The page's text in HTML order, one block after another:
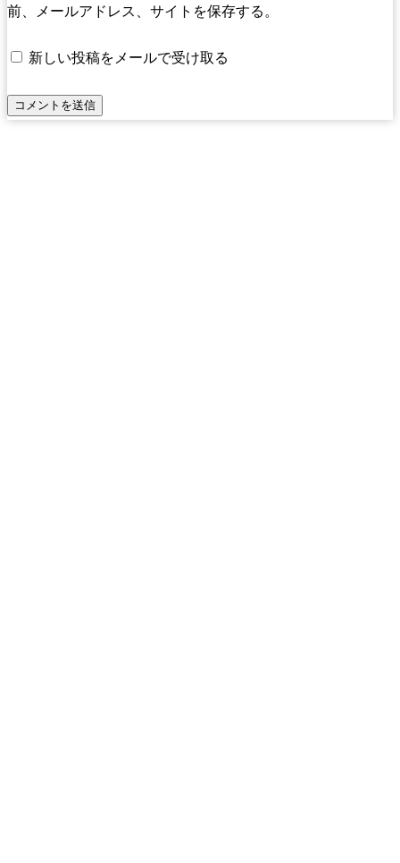
前、メールアドレス、サイトを保存する。
新しい投稿をメールで受け取る